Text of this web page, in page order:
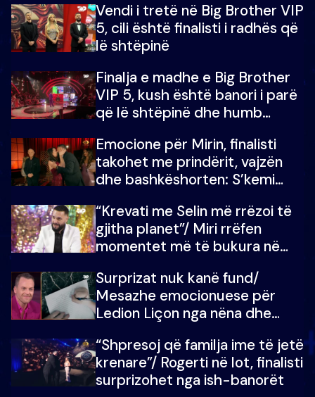
Vendi i tretë në Big Brother VIP
5, cili është finalisti i radhës që
lë shtëpinë
Finalja e madhe e Big Brother
VIP 5, kush është banori i parë
që lë shtëpinë dhe humb
çmimin e madh
Emocione për Mirin, finalisti
takohet me prindërit, vajzën
dhe bashkëshorten: S’kemi
“Krevati me Selin më rrëzoi të
gjitha planet”/ Miri rrëfen
momentet më të bukura në
mungojë zilja e mëngjesit kur…
Surprizat nuk kanë fund/
Mesazhe emocionuese për
Ledion Liçon nga nëna dhe
mban dot lotët: Nuk meritoj…
“Shpresoj që familja ime të jetë
krenare”/ Rogerti në lot, finalisti
surprizohet nga ish-banorët